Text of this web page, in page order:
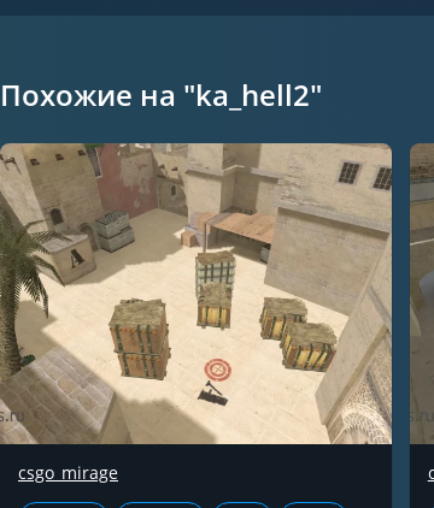
Похожие на "ka_hell2"
csgo_mirage